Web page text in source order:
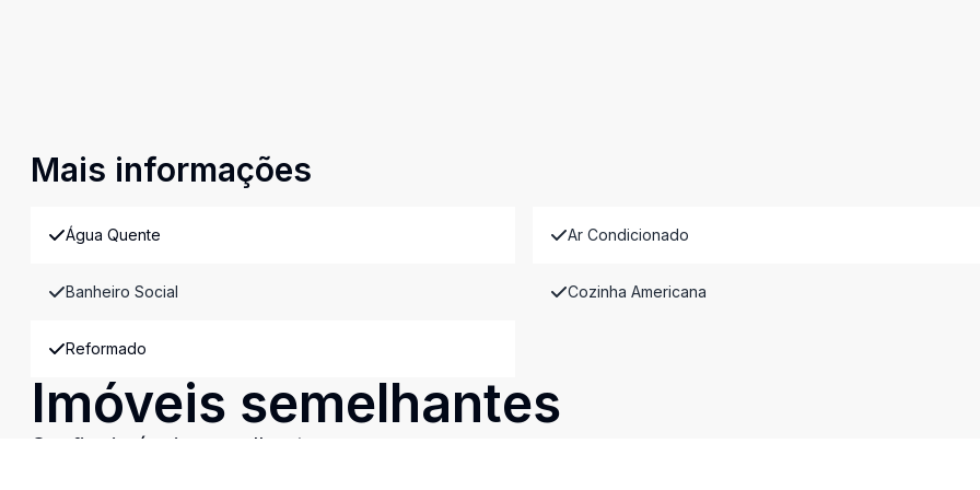
Mais informações
Água Quente Ar Condicionado
Banheiro Social Cozinha Americana
Reformado
Imóveis semelhantes
Confira imóveis semelhantes